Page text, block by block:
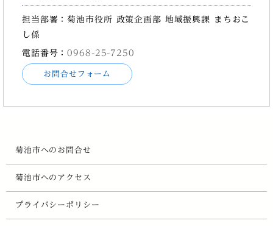
担当部署：菊池市役所 政策企画部 地域振興課 まちおこ
し係
電話番号：0968-25-7250
お問合せフォーム
菊池市へのお問合せ
菊池市へのアクセス
プライバシーポリシー